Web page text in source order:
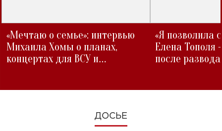
«Мечтаю о семье»: интервью
Михаила Хомы о планах,
концертах для ВСУ и
«Я позволила
Елена Тополя
после развода
ДОСЬЕ